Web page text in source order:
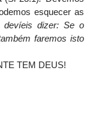
esquecer as
dizer: Se o
faremos isto
TEM DEUS!